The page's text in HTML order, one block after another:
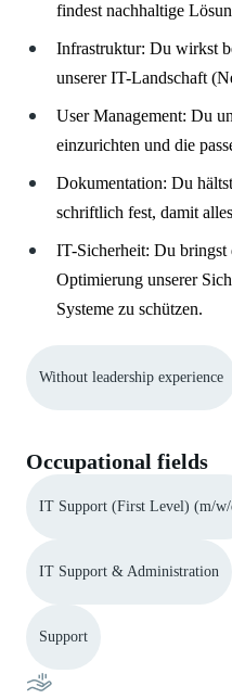
findest nachhaltige
Infrastruktur: Du wirkst
unserer IT-Landschaft
User Management: Du
einzurichten und die
Dokumentation: Du
schriftlich fest, damit
IT-Sicherheit: Du bringst
Optimierung unserer
Systeme zu schützen.
Without leadership experience
Occupational fields
IT Support (First Level) (m/
IT Support & Administration
Support